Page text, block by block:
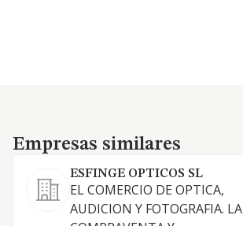
Empresas similares
Empresas similares
ESFINGE OPTICOS SL
EL COMERCIO DE OPTICA,
AUDICION Y FOTOGRAFIA. LA